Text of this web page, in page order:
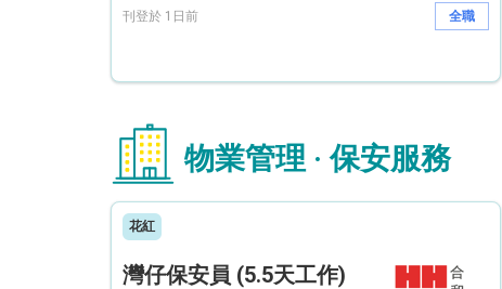
刊登於 1日前 全職
物業管理 · 保安服務
花紅
灣仔保安員 (5.5天工作)